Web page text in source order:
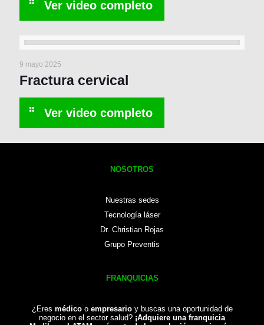
9 mayo 2025
Fractura cervical
NOSOTROS
Nuestras sedes
Tecnología láser
Dr. Christian Rojas
Grupo Preventis
FRANQUICIAS
¿Eres médicoo empresarioy buscas una oportunidad de
negocio en el sector salud? ¡Adquiere una franquicia